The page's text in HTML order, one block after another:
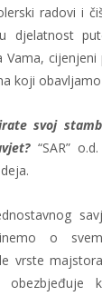
radovi i
djelatnost
Vama,
koji
svoj
“SAR”
o
vrste
obezbjeđuje